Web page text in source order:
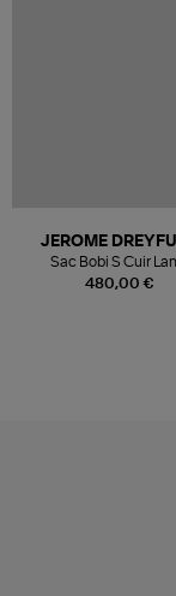
480,00 €
JEROME
Sac Bobi S Cuir
Champagne